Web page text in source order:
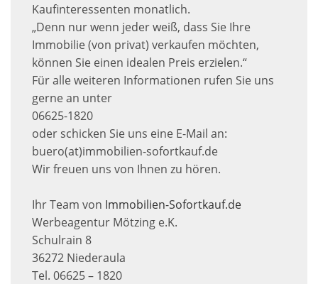
Kaufinteressenten monatlich.
„Denn nur wenn jeder weiß, dass Sie Ihre
Immobilie (von privat) verkaufen möchten,
können Sie einen idealen Preis erzielen.“
Für alle weiteren Informationen rufen Sie uns
gerne an unter
06625-1820
oder schicken Sie uns eine E-Mail an:
buero(at)immobilien-sofortkauf.de
Wir freuen uns von Ihnen zu hören.
Ihr Team von Immobilien-Sofortkauf.de
Werbeagentur Mötzing e.K.
Schulrain 8
36272 Niederaula
Tel. 06625 – 1820